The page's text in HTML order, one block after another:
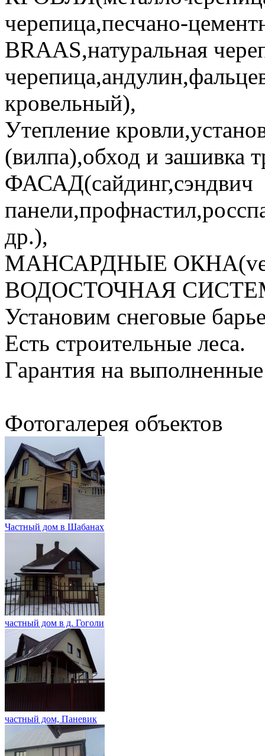
черепица,песчано-
BRAAS,натуральная
кровельный),
Утепление
(вилпа),обход и зашивка
ФАСАД(сайдинг,сэндвич
др.),
МАНСАРДНЫЕ
ВОДОСТОЧНАЯ
Установим снеговые
Есть строительные леса.
Гарантия на
Фотогалерея объектов
Частный дом в Шабанах
частный дом в д. Гоголи
частный дом, Паневик